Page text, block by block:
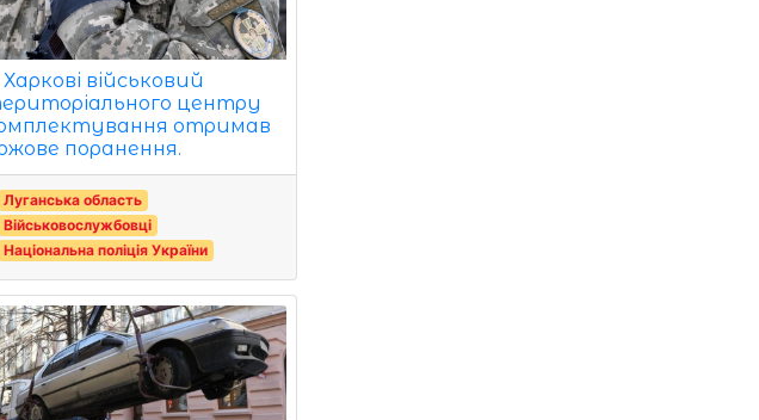
військовий
центру
отримав
поранення.
Луганська область
Військовослужбовці
Національна поліція України